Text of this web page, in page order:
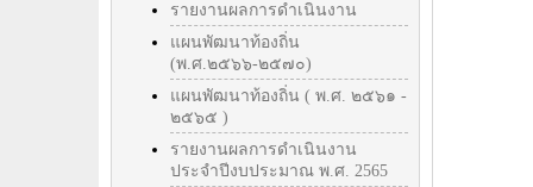
รายงานผลการดำเนินงาน
แผนพัฒนาท้องถิ่น
(พ.ศ.๒๕๖๖-๒๕๗๐)
แผนพัฒนาท้องถิ่น ( พ.ศ. ๒๕๖๑ -
๒๕๖๕ )
รายงานผลการดำเนินงาน
ประจำปีงบประมาณ พ.ศ. 2565